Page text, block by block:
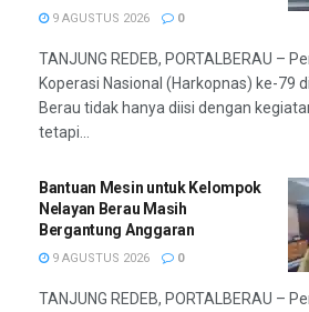
9 AGUSTUS 2026 0
TANJUNG REDEB, PORTALBERAU –
Koperasi Nasional (Harkopnas) ke-79
Berau tidak hanya diisi dengan
tetapi...
Bantuan Mesin untuk Kelompok
Nelayan Berau Masih
Bergantung Anggaran
9 AGUSTUS 2026 0
TANJUNG REDEB, PORTALBERAU –